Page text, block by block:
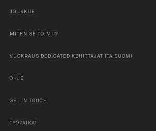
JOUKKUE
MITEN SE TOIMII?
VUOKRAUS DEDICATED KEHITTÄJÄT ITÄ SUOMI
OHJE
GET IN TOUCH
TYÖPAIKAT